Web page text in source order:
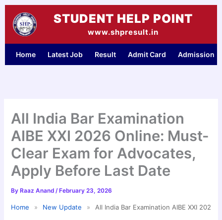
Skip
content
STUDENT HELP POINT
www.shpresult.in
Home Latest Job Result Admit Card Admission
All India Bar Examination
AIBE XXI 2026 Online: Must-
Clear Exam for Advocates,
Apply Before Last Date
By Raaz Anand/ February 23, 2026
Home » New Update » All India Bar Examination AIBE XXI